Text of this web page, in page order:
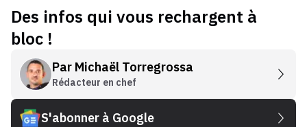
Des infos qui vous rechargent à
bloc !
Par Michaël Torregrossa
Rédacteur en chef
S'abonner à Google